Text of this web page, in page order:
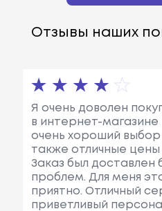
Отзывы наших
Я очень доволен
в интернет-магазине
очень хороший выбор
также отличные цены
Заказ был доставлен
проблем. Для меня
приятно. Отличный
приветливый